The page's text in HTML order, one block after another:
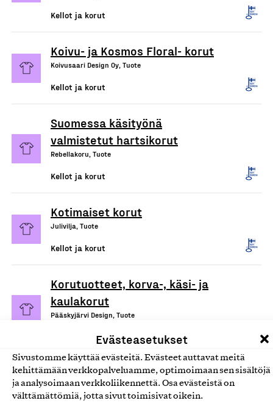
Evästeasetukset
Sivustomme käyttää evästeitä. Evästeet auttavat meitä
kehittämään verkkopalveluamme, optimoimaan sen sisältöjä
ja analysoimaan verkkoliikennettä. Osa evästeistä on
välttämättömiä, jotta sivut toimisivat oikein.
Kellot ja korut
Koivu- ja Kosmos Floral- korut
Koivusaari Design Oy, Tuote
Kellot ja korut
Suomessa käsityönä
valmistetut hartsikorut
Rebellakoru, Tuote
Kellot ja korut
Kotimaiset korut
Julivilja, Tuote
Kellot ja korut
Korutuotteet, korva-, käsi- ja
kaulakorut
Pääskyjärvi Design, Tuote
Kellot ja korut